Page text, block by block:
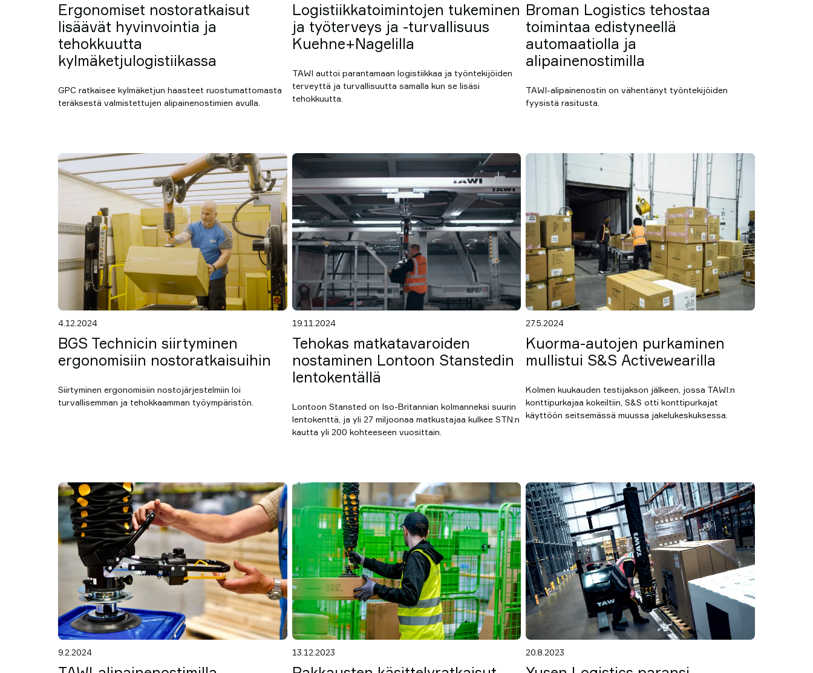
Ergonomiset nostoratkaisut
lisäävät hyvinvointia ja
tehokkuutta
kylmäketjulogistiikassa
GPC ratkaisee kylmäketjun haasteet ruostumattomasta
teräksestä valmistettujen alipainenostimien avulla.
Logistiikkatoimintojen tukeminen
ja työterveys ja -turvallisuus
Kuehne+Nagelilla
TAWI auttoi parantamaan logistiikkaa ja työntekijöiden
terveyttä ja turvallisuutta samalla kun se lisäsi
tehokkuutta.
Broman Logistics tehostaa
toimintaa edistyneellä
automaatiolla ja
alipainenostimilla
TAWI-alipainenostin on vähentänyt työntekijöiden
fyysistä rasitusta.
4.12.2024
BGS Technicin siirtyminen
ergonomisiin nostoratkaisuihin
Siirtyminen ergonomisiin nostojärjestelmiin loi
turvallisemman ja tehokkaamman työympäristön.
19.11.2024
Tehokas matkatavaroiden
nostaminen Lontoon Stanstedin
lentokentällä
Lontoon Stansted on Iso-Britannian kolmanneksi suurin
lentokenttä, ja yli 27 miljoonaa matkustajaa kulkee STN:n
kautta yli 200 kohteeseen vuosittain.
27.5.2024
Kuorma-autojen purkaminen
mullistui S&S Activewearilla
Kolmen kuukauden testijakson jälkeen, jossa TAWI:n
konttipurkajaa kokeiltiin, S&S otti konttipurkajat
käyttöön seitsemässä muussa jakelukeskuksessa.
9.2.2024 13.12.2023 20.8.2023